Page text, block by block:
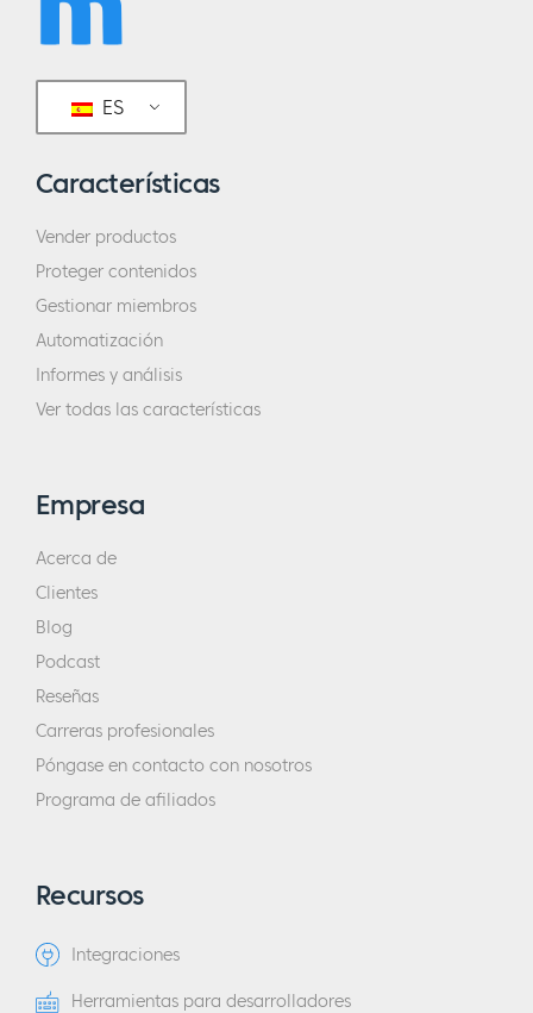
ES
Características
Vender productos
Proteger contenidos
Gestionar miembros
Automatización
Informes y análisis
Ver todas las características
Empresa
Acerca de
Clientes
Blog
Podcast
Reseñas
Carreras profesionales
Póngase en contacto con nosotros
Programa de afiliados
Recursos
Integraciones
Herramientas para desarrolladores